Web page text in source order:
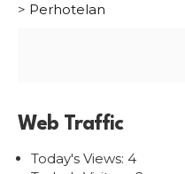
> Perhotelan
Web Traffic
Today's Views: 4